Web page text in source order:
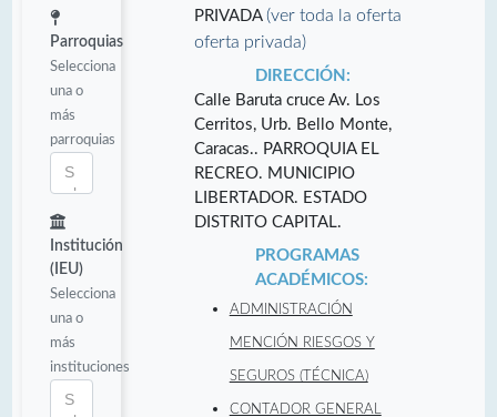
Parroquias
Selecciona
una o
más
parroquias
Institución
(IEU)
Selecciona
una o
más
instituciones
PRIVADA (ver toda la oferta
oferta privada)
DIRECCIÓN:
Calle Baruta cruce Av. Los
Cerritos, Urb. Bello Monte,
Caracas.. PARROQUIA EL
RECREO. MUNICIPIO
LIBERTADOR. ESTADO
DISTRITO CAPITAL.
PROGRAMAS
ACADÉMICOS:
ADMINISTRACIÓN
MENCIÓN RIESGOS Y
SEGUROS (TÉCNICA)
CONTADOR GENERAL